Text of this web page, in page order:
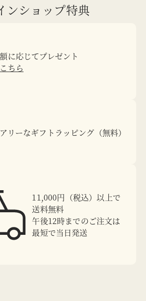
ンショップ特典
に応じてプレゼント
ちら
リーなギフトラッピング（無料）
11,000円（税込）以上で
送料無料
午後12時までのご注文は
最短で当日発送